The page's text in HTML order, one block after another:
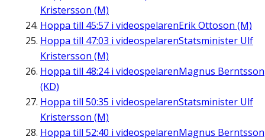
Kristersson (M)
Hoppa till 45:57 i videospelarenErik Ottoson (M)
Hoppa till 47:03 i videospelarenStatsminister Ulf
Kristersson (M)
Hoppa till 48:24i videospelarenMagnus Berntsson
(KD)
Hoppa till 50:35 i videospelarenStatsminister Ulf
Kristersson (M)
Hoppa till 52:40 i videospelarenMagnus Berntsson